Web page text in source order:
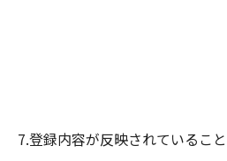
7.登録内容が反映されているこ